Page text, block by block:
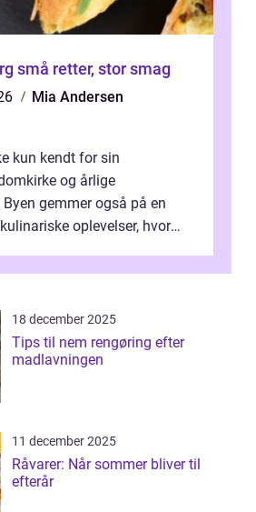
Tapas aalborg små retter, stor smag
Mia Andersen
kun kendt for sin
og årlige
gemmer også på en
oplevelser, hvor
18 december 2025
Tips til nem rengøring efter
madlavningen
11 december 2025
Råvarer: Når sommer bliver til
efterår